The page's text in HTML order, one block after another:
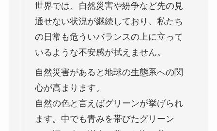
世界では、自然災害や紛争など先の見
通せない状況が継続しており、私たち
の日常も危ういバランスの上に立って
いるような不安感が拭えません。
自然災害があると地球の生態系への関
心が高まります。
自然の色と言えばグリーンが挙げられ
ます。中でも青みを帯びたグリーン